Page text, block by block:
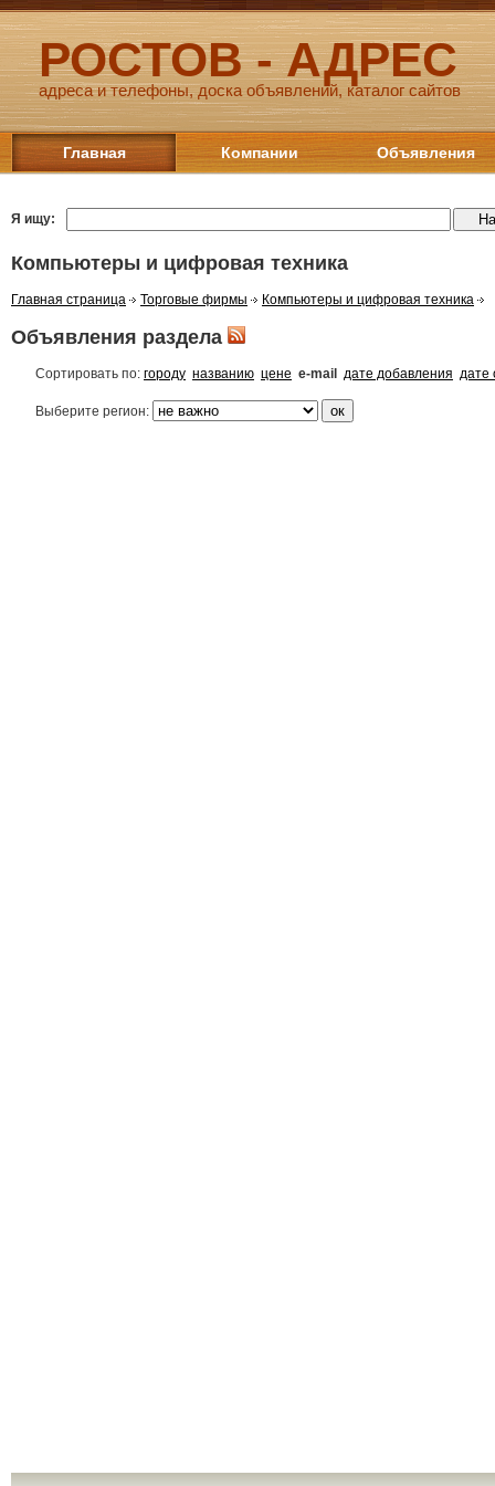
РОСТОВ - АДРЕС
адреса и телефоны, доска объявлений, каталог сайтов
Главная Компании Объявления
Я ищу:
Компьютеры и цифровая техника
Главная страница Торговые фирмы Компьютеры и цифровая техника
Объявления раздела
Сортировать по: городу названию цене e-mail дате добавления дате
Выберите регион: